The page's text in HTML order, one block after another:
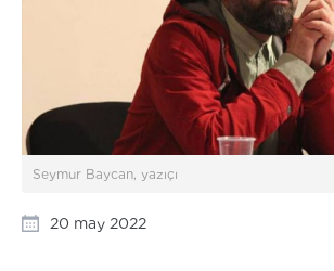
Seymur Baycan, yazıçı
20 may 2022